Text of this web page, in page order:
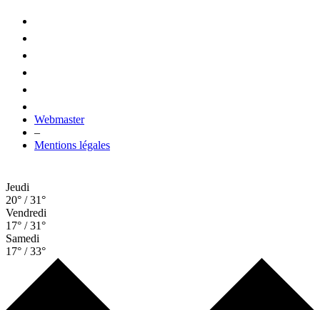
Webmaster
–
Mentions légales
Jeudi
20° / 31°
Vendredi
17° / 31°
Samedi
17° / 33°